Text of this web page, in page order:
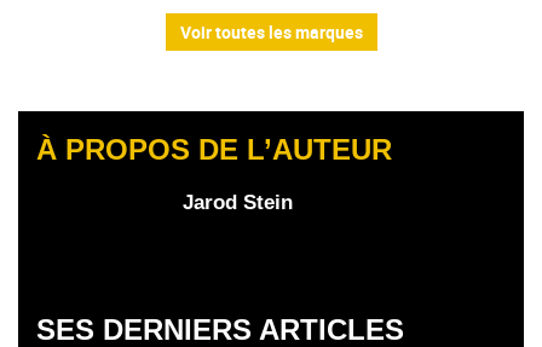
Voir toutes les marques
À PROPOS DE L’AUTEUR
Jarod Stein
SES DERNIERS ARTICLES